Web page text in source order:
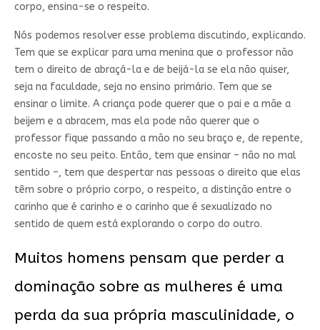
corpo, ensina-se o respeito.
Nós podemos resolver esse problema discutindo, explicando.
Tem que se explicar para uma menina que o professor não
tem o direito de abraçá-la e de beijá-la se ela não quiser,
seja na faculdade, seja no ensino primário. Tem que se
ensinar o limite. A criança pode querer que o pai e a mãe a
beijem e a abracem, mas ela pode não querer que o
professor fique passando a mão no seu braço e, de repente,
encoste no seu peito. Então, tem que ensinar – não no mal
sentido –, tem que despertar nas pessoas o direito que elas
têm sobre o próprio corpo, o respeito, a distinção entre o
carinho que é carinho e o carinho que é sexualizado no
sentido de quem está explorando o corpo do outro.
Muitos homens pensam que perder a
dominação sobre as mulheres é uma
perda da sua própria masculinidade, o